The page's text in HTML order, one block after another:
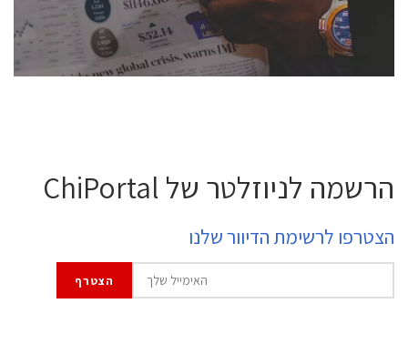
לחץ לפרטים
הרשמה לניוזלטר של ChiPortal
הצטרפו לרשימת הדיוור שלנו